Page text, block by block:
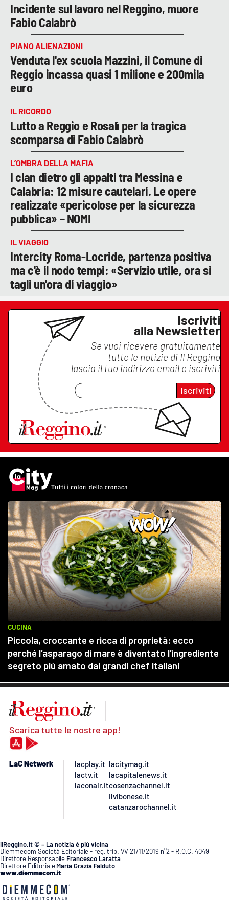
Incidente sul lavoro nel Reggino, muore
Fabio Calabrò
PIANO ALIENAZIONI
Venduta l'ex scuola Mazzini, il Comune di
Reggio incassa quasi 1 milione e 200mila
euro
IL RICORDO
Lutto a Reggio e Rosalì per la tragica
scomparsa di Fabio Calabrò
L’OMBRA DELLA MAFIA
I clan dietro gli appalti tra Messina e
Calabria: 12 misure cautelari. Le opere
realizzate «pericolose per la sicurezza
pubblica» – NOMI
IL VIAGGIO
Intercity Roma-Locride, partenza positiva
ma c'è il nodo tempi: «Servizio utile, ora si
tagli un'ora di viaggio»
Iscriviti
alla Newsletter
Se vuoi ricevere gratuitamente
tutte le notizie di Il Reggino
lascia il tuo indirizzo email e iscriviti
Iscriviti
Scarica tutte le nostre app!
LaC Network
lacplay.it
lactv.it
laconair.it
lacitymag.it
lacapitalenews.it
cosenzachannel.it
ilvibonese.it
catanzarochannel.it
ilReggino.it © – La notizia è più vicina
Diemmecom Società Editoriale - reg. trib. VV 21/11/2019 n°2 - R.O.C. 4049
Direttore Responsabile Francesco Laratta
Direttore Editoriale Maria Grazia Falduto
www.diemmecom.it